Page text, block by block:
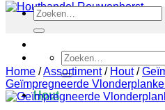
Zoeken
naar:
Hout
Zoeken
naar:
Home /Assortiment / Hout /
Geïmpregneerde